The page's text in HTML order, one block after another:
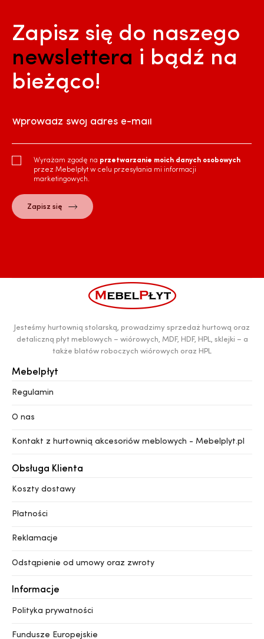
Zapisz się do naszego
newslettera i bądź na
bieżąco!
Wprowadź swój adres e-mail
Wyrażam zgodę na przetwarzanie moich danych osobowych
przez Mebelpłyt w celu przesyłania mi informacji
marketingowych.
Jesteśmy hurtownią stolarską, prowadzimy sprzedaż hurtową oraz
detaliczną płyt meblowych – wiórowych, MDF, HDF, HPL, sklejki – a
także blatów roboczych wiórowych oraz HPL
Mebelpłyt
Regulamin
O nas
Kontakt z hurtownią akcesoriów meblowych - Mebelplyt.pl
Obsługa Klienta
Koszty dostawy
Płatności
Reklamacje
Odstąpienie od umowy oraz zwroty
Informacje
Polityka prywatności
Fundusze Europejskie